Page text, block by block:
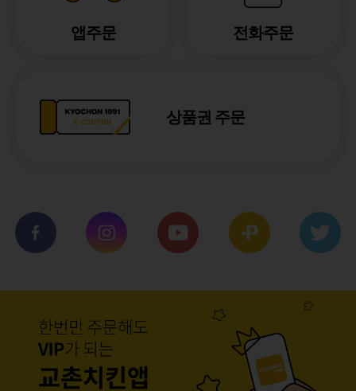
앱주문 전화주문
상품권 주문